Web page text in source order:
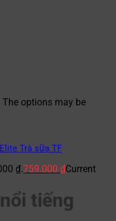
options may be
Trà sữa TF
₫.759.000 ₫Current
tiếng